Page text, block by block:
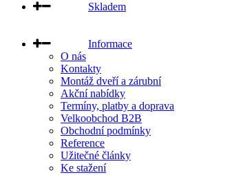
Skladem
Informace
O nás
Kontakty
Montáž dveří a zárubní
Akční nabídky
Termíny, platby a doprava
Velkoobchod B2B
Obchodní podmínky
Reference
Užitečné články
Ke stažení